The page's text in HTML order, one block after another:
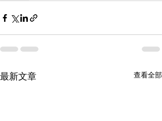
最新文章 查看全部